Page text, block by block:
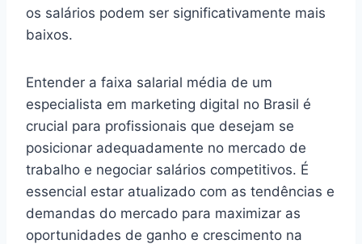
os salários podem ser significativamente mais
baixos.
Entender a faixa salarial média de um
especialista em marketing digital no Brasil é
crucial para profissionais que desejam se
posicionar adequadamente no mercado de
trabalho e negociar salários competitivos. É
essencial estar atualizado com as tendências e
demandas do mercado para maximizar as
oportunidades de ganho e crescimento na